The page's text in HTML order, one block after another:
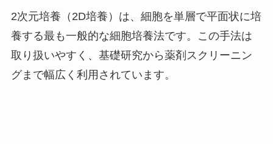
2次元培養（2D培養）は、細胞を単層で平面状に培
養する最も一般的な細胞培養法です。この手法は
取り扱いやすく、基礎研究から薬剤スクリーニン
グまで幅広く利用されています。